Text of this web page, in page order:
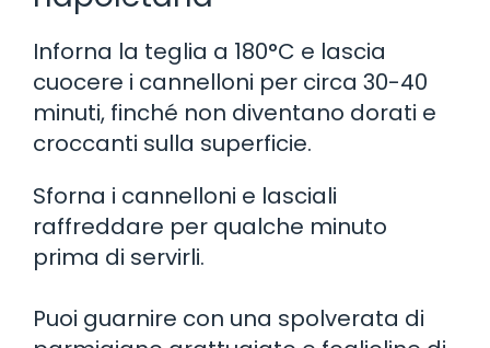
Inforna la teglia a 180°C e lascia
cuocere i cannelloni per circa 30-40
minuti, finché non diventano dorati e
croccanti sulla superficie.
Sforna i cannelloni e lasciali
raffreddare per qualche minuto
prima di servirli.
Puoi guarnire con una spolverata di